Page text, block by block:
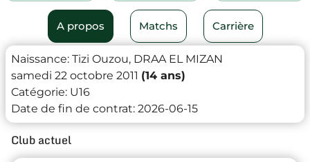
A propos Matchs Carrière
Naissance: Tizi Ouzou, DRAA EL MIZAN
samedi 22 octobre 2011 (14 ans)
Catégorie: U16
Date de fin de contrat: 2026-06-15
Club actuel